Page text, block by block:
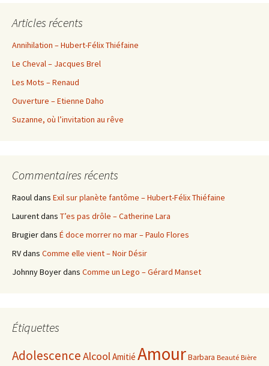
Articles récents
Annihilation – Hubert-Félix Thiéfaine
Le Cheval – Jacques Brel
Les Mots – Renaud
Ouverture – Etienne Daho
Suzanne, où l’invitation au rêve
Commentaires récents
Raouldans Exil sur planète fantôme – Hubert-Félix Thiéfaine
Laurentdans T’es pas drôle – Catherine Lara
Brugierdans É doce morrer no mar – Paulo Flores
RVdans Comme elle vient – Noir Désir
Johnny Boyerdans Comme un Lego – Gérard Manset
Étiquettes
AdolescenceAlcoolAmitié AmourBarbara Beauté Bière